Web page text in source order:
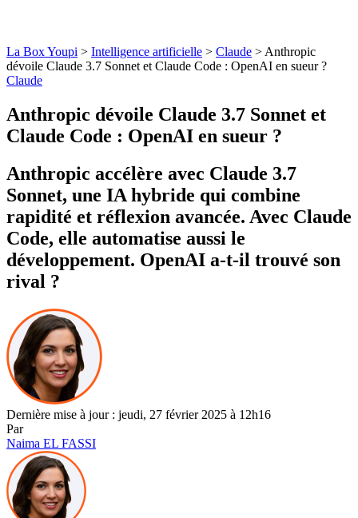
La Box Youpi > Intelligence artificielle > Claude > Anthropic
dévoile Claude 3.7 Sonnet et Claude Code : OpenAI en sueur ?
Claude
Anthropic dévoile Claude 3.7 Sonnet et
Claude Code : OpenAI en sueur ?
Anthropic accélère avec Claude 3.7
Sonnet, une IA hybride qui combine
rapidité et réflexion avancée. Avec Claude
Code, elle automatise aussi le
développement. OpenAI a-t-il trouvé son
rival ?
Dernière mise à jour : jeudi, 27 février 2025 à 12h16
Par
Naima EL FASSI